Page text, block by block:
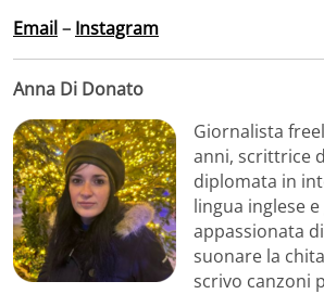
Email– Instagram
Anna Di Donato
Giornalista
anni, scrittrice
diplomata in
lingua inglese
appassionata
suonare la
scrivo canzoni